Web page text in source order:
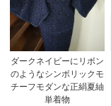
ダークネイビーにリボン
のようなシンボリックモ
チーフモダンな正絹夏紬
単着物